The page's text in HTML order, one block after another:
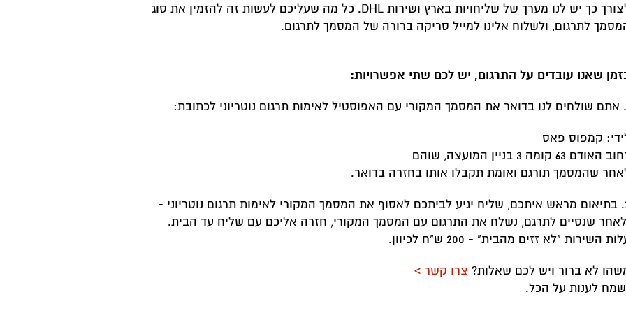
לצורך כך יש לנו מערך של שליחויות בארץ ושירות DHL. כל מה שעליכם לעשות זה להזמין את סוג
לתרגום, ולשלוח אלינו למייל סריקה ברורה של המסמך לתרגום.
שאנו עובדים על התרגום, יש לכם שתי אפשרויות:
קמפוס פאס
האודם 63 קומה 3 בניין המועצה, שוהם
שהמסמך תורגם ואומת תקבלו אותו בחזרה בדואר.
2. בתיאום מראש איתכם, שליח יגיע לביתכם לאסוף את המסמך המקורי לאימות תרגום נוטריוני -
שנסיים לתרגם, נשלח את התרגום עם המסמך המקורי, חזרה אליכם עם שליח עד הבית.
השירות "לא זזים מהבית" - 200 ש"ח לכיוון.
לא ברור ויש לכם שאלות? צרו קשר >
לענות על הכל.